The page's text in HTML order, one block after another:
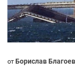
от Борислав Благоев